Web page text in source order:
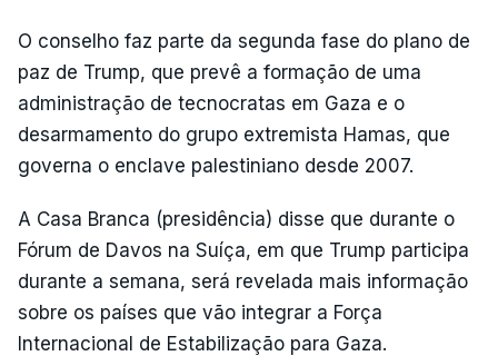
O conselho faz parte da segunda fase do plano de
paz de Trump, que prevê a formação de uma
administração de tecnocratas em Gaza e o
desarmamento do grupo extremista Hamas, que
governa o enclave palestiniano desde 2007.
A Casa Branca (presidência) disse que durante o
Fórum de Davos na Suíça, em que Trump participa
durante a semana, será revelada mais informação
sobre os países que vão integrar a Força
Internacional de Estabilização para Gaza.